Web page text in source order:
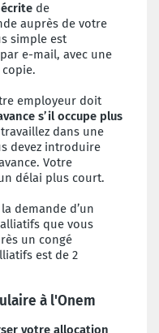
de
auprès de votre
simple est
e-mail, avec une
employeur doit
s’il occupe plus
dans une
devez introduire
Votre
délai plus court.
demande d’un
que vous
un congé
est de 2
à l'Onem
votre allocation